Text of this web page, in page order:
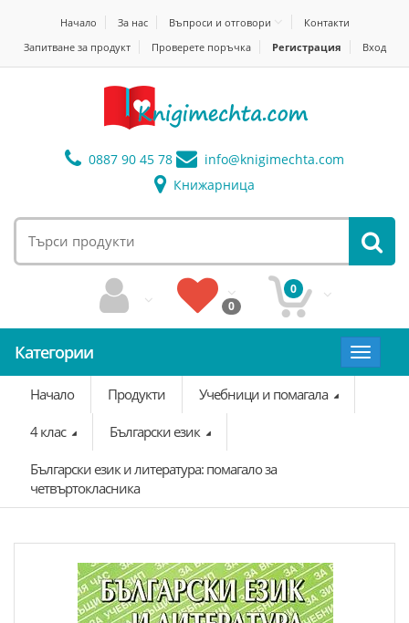
Начало За нас Въпроси и отговори
Контакти
Запитване за продукт
Проверете поръчка Регистрация Вход
0887 90 45 78 info@knigimechta.com
Книжарница
0
0
Категории
Toggle
Начало
Продукти Учебници и помагала
4 клас Български език
Български език и литература: помагало за
четвъртокласника